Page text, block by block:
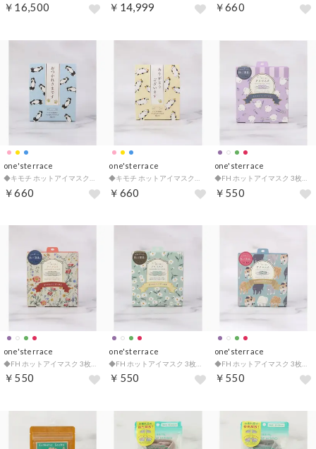
￥16,500 ￥14,999 ￥660
one'sterrace
◆キモチ ホットアイマスクアソート3枚 敬語【返品不可商品】 （ブルー(993)）
￥660
one'sterrace
◆キモチ ホットアイマスクアソート3枚 敬語【返品不可商品】 （イエロー(932)）
￥660
one'sterrace
◆FH ホットアイマスク 3枚 ありがとうございます【返品不可商品】 （パープル(983)）
￥550
one'sterrace
￥550
one'sterrace
￥550
one'sterrace
￥550